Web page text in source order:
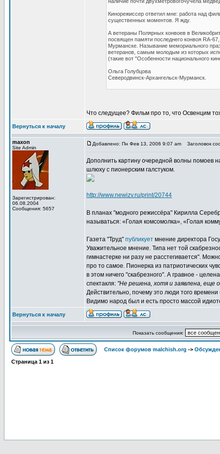
Кинорежиссер ответил мне: работа над
существенных моментов. Я жду.
А ветераны Полярных конвоев в
посвящен памяти последнего конвоя RA-
Мурманске. Называние мемориального
ветеранов, самым молодым из которых
(такие вот "Особенности национального
Ольга Голубцова
Северодвинск-Архангельск-Мурманск.
Что следущее? Фильм про то, что Освенцим
Вернуться к началу
maxon
Site Admin
Зарегистрирован:
06.08.2004
Сообщения: 5657
Добавлено: Пн Фев 13, 2006 9:07 am Заголовок
Дополнить картину очередной волны помоев
шлюху с пионерским галстуком.
http://www.newizv.ru/print/20744
В планах "модного режиссёра" Кирилла
называться: «Голая комсомолка», «Голая
Газета "Труд" публикует мнение директора
Уважительное мнение. Типа нет той
гимнастерке ни разу не расстегивается".
про то самое. Пионерка из патриотических
в этом ничего "скабрезного". А гравное -
спектакля: "Не решена, хотя и заявлена, еще
Действительно, почему это люди того
Видимо народ был и есть просто массой
Вернуться к началу
Показать сообщения:
Список форумов malchish.org ->
Страница 1 из 1